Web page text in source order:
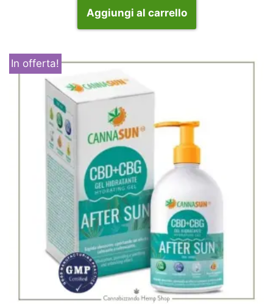
Aggiungi al carrello
In offerta!